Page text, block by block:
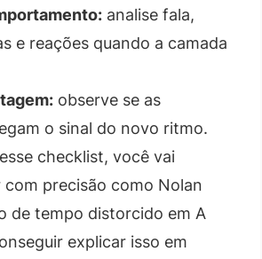
analise fala,
e reações quando a camada
observe se as
o sinal do novo ritmo.
checklist, você vai
com precisão como Nolan
de tempo distorcido em A
explicar isso em